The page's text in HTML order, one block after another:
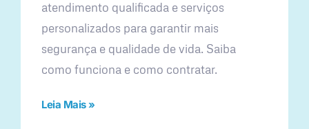
atendimento qualificada e serviços
personalizados para garantir mais
segurança e qualidade de vida. Saiba
como funciona e como contratar.
Leia Mais »